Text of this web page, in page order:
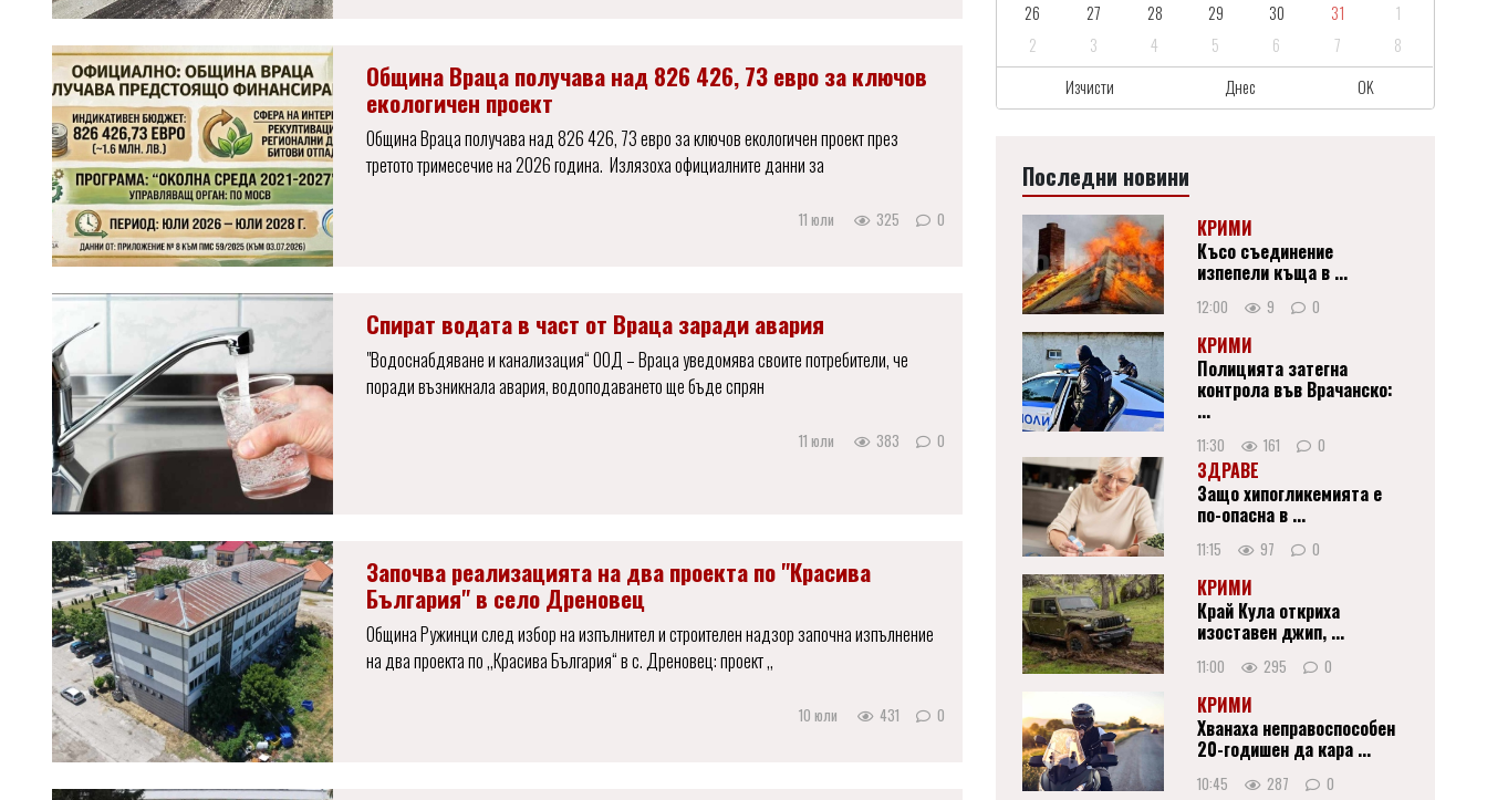
Община Враца получава над 826 426, 73 евро за ключов
екологичен проект
Община Враца получава над 826 426, 73 евро за ключов екологичен проект през
третото тримесечие на 2026 година. Излязоха официалните данни за
11 юли 325 0
Спират водата в част от Враца заради авария
"Водоснабдяване и канализация“ ООД – Враца уведомява своите потребители, че
поради възникнала авария, водоподаването ще бъде спрян
11 юли 383 0
Започва реализацията на два проекта по "Красива
България" в село Дреновец
Община Ружинци след избор на изпълнител и строителен надзор започна изпълнение
на два проекта по ,,Красива България“ в с. Дреновец: проект ,,
10 юли 431 0
26
27 28 29 30 31
1
2
3 4 5 6 7
8
Изчисти
Днес OK
Последни новини
КРИМИ
Късо съединение
изпепели къща в ...
12:00 9 0
КРИМИ
Полицията затегна
контрола във Врачанско:
...
11:30 161 0
ЗДРАВЕ
Защо хипогликемията е
по-опасна в ...
11:15 97 0
КРИМИ
Край Кула откриха
изоставен джип, ...
11:00 295 0
КРИМИ
Хванаха неправоспособен
20-годишен да кара ...
10:45 287 0